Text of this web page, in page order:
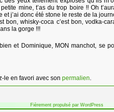
mine, t’as du trop boire !! Oh
j’ai donc été stone le reste de la
bon, whisky-coca c’est bon, vodka-
la gorge !!!
et Dominique, MON manchot, se
le en favori avec son permalien
Fièrement propulsé par WordPress